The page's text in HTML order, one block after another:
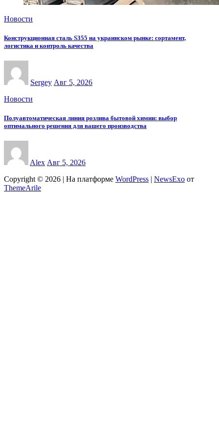
Новости
Конструкционная сталь S355 на украинском рынке: сортамент,
логистика и контроль качества
Sergey Авг 5, 2026
Новости
Полуавтоматическая линия розлива бытовой химии: выбор
оптимального решения для вашего производства
Alex Авг 5, 2026
Copyright © 2026 | На платформе WordPress NewsExo от
ThemeArile